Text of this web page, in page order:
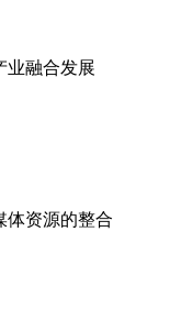
业融合发展
体资源的整合